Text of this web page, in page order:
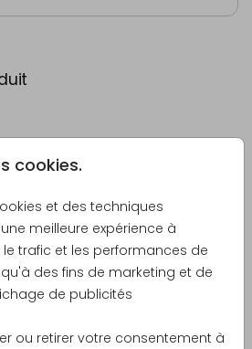
cookies.
et des techniques
meilleure expérience à
le trafic et les performances de
des fins de marketing et de
de publicités
ou retirer votre consentement à
Donc, si vous
cinq lots de 2, vous
Les cartes sont
feuille de 10x21 cm. Les
sont : - 5x18 cm - La taille
est de 11x22 cm.